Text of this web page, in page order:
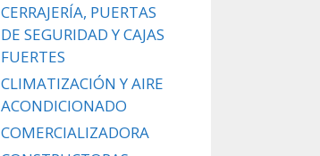
CERRAJERÍA, PUERTAS
DE SEGURIDAD Y CAJAS
FUERTES
CLIMATIZACIÓN Y AIRE
ACONDICIONADO
COMERCIALIZADORA